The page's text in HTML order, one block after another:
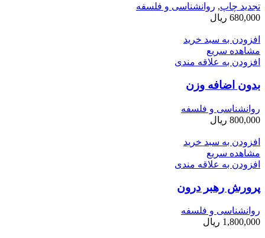
تجدید چاپ, روانشناسی و فلسفه
680,000 ریال
افزودن به سبد خرید
مشاهده سریع
افزودن به علاقه مندی
بدون اضافه وزن
روانشناسی و فلسفه
800,000 ریال
افزودن به سبد خرید
مشاهده سریع
افزودن به علاقه مندی
پرورش رهبر درون
روانشناسی و فلسفه
1,800,000 ریال